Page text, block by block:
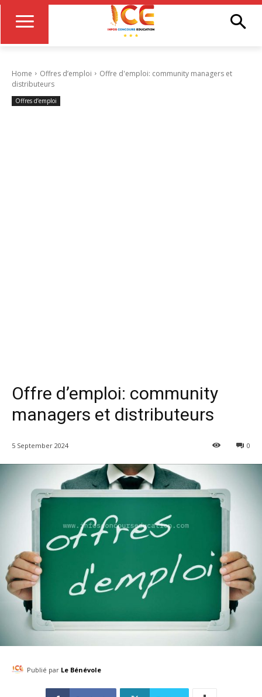
Home Offres d’emploi
Offre d'emploi: community managers et
distributeurs
Offres d’emploi
Offre d’emploi: community
managers et distributeurs
5 September 2024 0
Publié par Le Bénévole